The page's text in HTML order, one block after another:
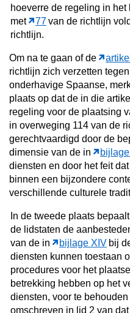
hoeverre de regeling in het
met
77van de richtlijn
richtlijn.
Om na te gaan of de
richtlijn zich verzetten
onderhavige Spaanse,
plaats op dat de in die
regeling voor de plaatsing
in overweging 114 van de
gerechtvaardigd door de
dimensie van de in
diensten en door het feit
binnen een bijzondere
verschillende culturele
In de tweede plaats bepaalt
de lidstaten de
van de in
bijlage XIV bij
diensten kunnen toestaan
procedures voor het
betrekking hebben op het
diensten, voor te behouden
omschreven in lid 2 van